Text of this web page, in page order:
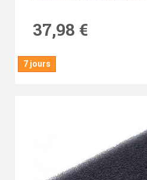
37,98 €
7 jours